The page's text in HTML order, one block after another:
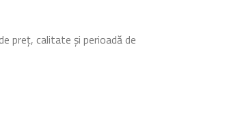
preț, calitate și perioadă de